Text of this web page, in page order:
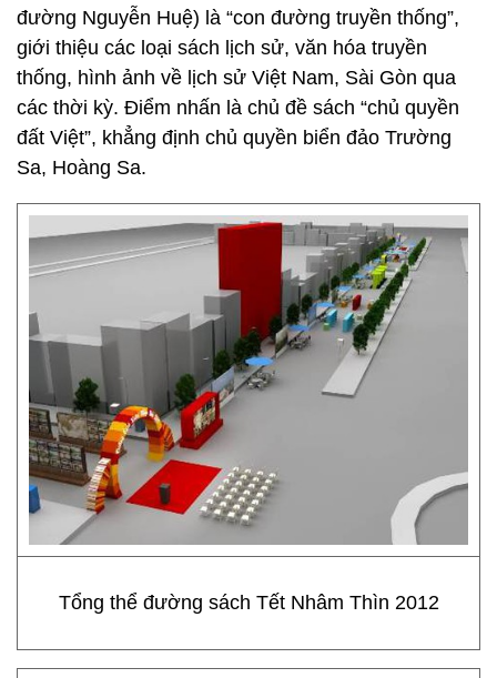
đường Nguyễn Huệ) là “con đường truyền thống”,
giới thiệu các loại sách lịch sử, văn hóa truyền
thống, hình ảnh về lịch sử Việt Nam, Sài Gòn qua
các thời kỳ. Điểm nhấn là chủ đề sách “chủ quyền
đất Việt”, khẳng định chủ quyền biển đảo Trường
Sa, Hoàng Sa.
Tổng thể đường sách Tết Nhâm Thìn 2012